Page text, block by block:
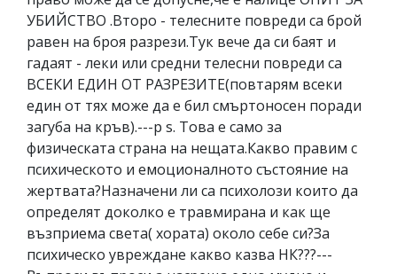
УБИЙСТВО .Второ - телесните повреди са брой
равен на броя разрези.Тук вече да си баят и
гадаят - леки или средни телесни повреди са
ВСЕКИ ЕДИН ОТ РАЗРЕЗИТЕ(повтарям всеки
един от тях може да е бил смъртоносен поради
загуба на кръв).---p s. Това е само за
физическата страна на нещата.Какво правим с
психическото и емоционалното състояние на
жертвата?Назначени ли са психолози които да
определят доколко е травмирана и как ще
възприема света( хората) около себе си?За
психическо увреждане какво казва НК???---